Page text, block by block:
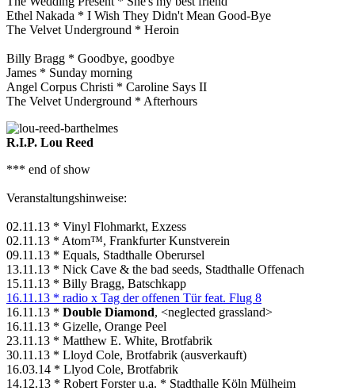
Ethel Nakada * I Wish They Didn't Mean Good-Bye
The Velvet Underground * Heroin
Billy Bragg * Goodbye, goodbye
James * Sunday morning
Angel Corpus Christi * Caroline Says II
The Velvet Underground * Afterhours
R.I.P. Lou Reed
*** end of show
Veranstaltungshinweise:
02.11.13 * Vinyl Flohmarkt, Exzess
02.11.13 * Atom™, Frankfurter Kunstverein
09.11.13 * Equals, Stadthalle Oberursel
13.11.13 * Nick Cave & the bad seeds, Stadthalle Offenach
15.11.13 * Billy Bragg, Batschkapp
16.11.13 * radio x Tag der offenen Tür feat. Flug 8
16.11.13 * Double Diamond, <neglected grassland>
16.11.13 * Gizelle, Orange Peel
23.11.13 * Matthew E. White, Brotfabrik
30.11.13 * Lloyd Cole, Brotfabrik (ausverkauft)
16.03.14 * Llyod Cole, Brotfabrik
14.12.13 * Robert Forster u.a. * Stadthalle Köln Mülheim